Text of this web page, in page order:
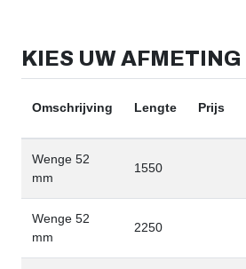
KIES UW AFMETING
Omschrijving Lengte Prijs
Wenge 52
mm
1550
Wenge 52
mm
2250